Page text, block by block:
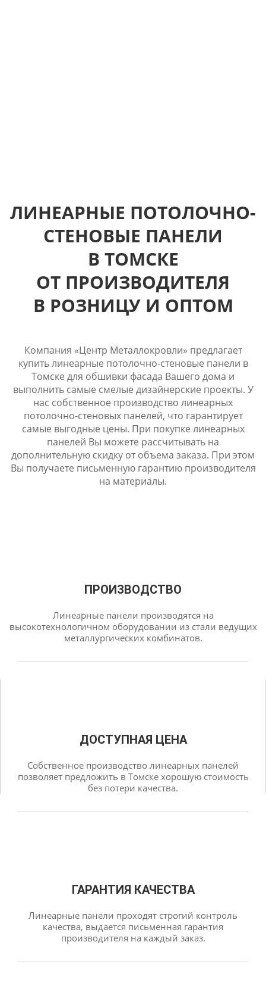
ЛИНЕАРНЫЕ ПОТОЛОЧНО-
СТЕНОВЫЕ ПАНЕЛИ
В ТОМСКЕ
ОТ ПРОИЗВОДИТЕЛЯ
В РОЗНИЦУ И ОПТОМ
Компания «Центр Металлокровли» предлагает
купить линеарные потолочно-стеновые панели в
Томске для обшивки фасада Вашего дома и
выполнить самые смелые дизайнерские проекты. У
нас собственное производство линеарных
потолочно-стеновых панелей, что гарантирует
самые выгодные цены. При покупке линеарных
панелей Вы можете рассчитывать на
дополнительную скидку от объема заказа. При этом
Вы получаете письменную гарантию производителя
на материалы.
ПРОИЗВОДСТВО
Линеарные панели производятся на
высокотехнологичном оборудовании из стали ведущих
металлургических комбинатов.
ДОСТУПНАЯ ЦЕНА
Собственное производство линеарных панелей
позволяет предложить в Томске хорошую стоимость
без потери качества.
ГАРАНТИЯ КАЧЕСТВА
Линеарные панели проходят строгий контроль
качества, выдается письменная гарантия
производителя на каждый заказ.